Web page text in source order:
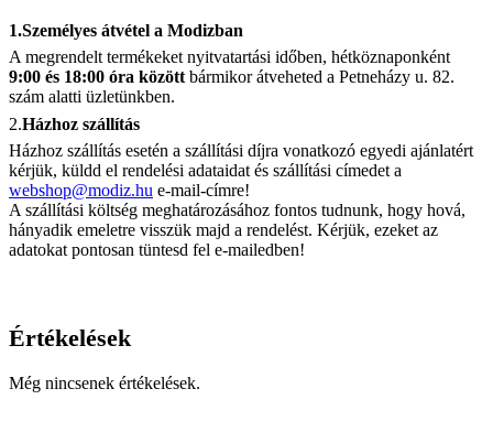
1.Személyes átvétel a Modizban
A megrendelt termékeket nyitvatartási időben, hétköznaponként
9:00 és 18:00 óra közöttbármikor átveheted a Petneházy u. 82.
szám alatti üzletünkben.
2.Házhoz szállítás
Házhoz szállítás esetén a szállítási díjra vonatkozó egyedi ajánlatért
kérjük, küldd el rendelési adataidat és szállítási címedet a
webshop@modiz.hu e-mail-címre!
A szállítási költség meghatározásához fontos tudnunk, hogy hová,
hányadik emeletre visszük majd a rendelést. Kérjük, ezeket az
adatokat pontosan tüntesd fel e-mailedben!
Értékelések
Még nincsenek értékelések.